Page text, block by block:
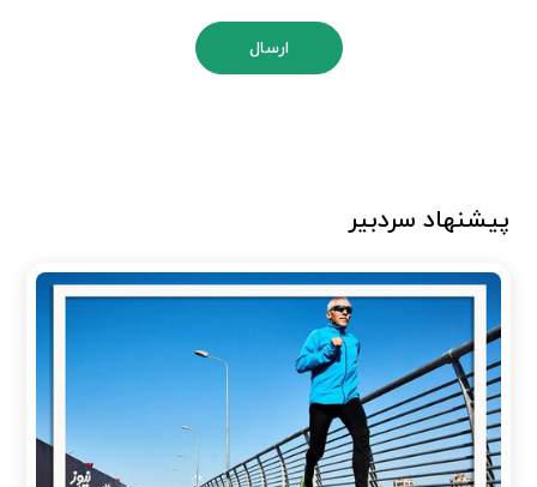
ارسال
پیشنهاد سردبیر